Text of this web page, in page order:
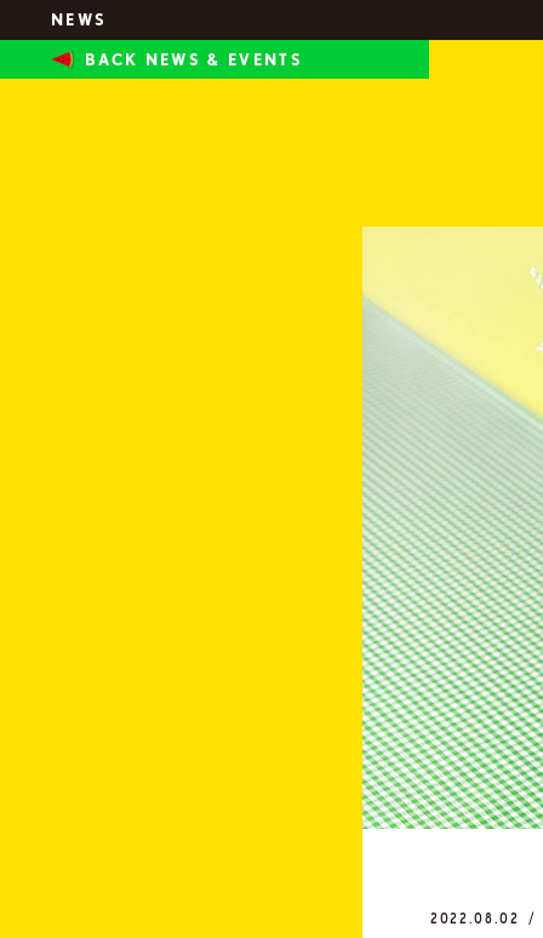
NEWS
BACK NEWS & EV ENTS
2022.08.02